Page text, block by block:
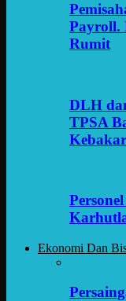
Payroll.
Rumit
DLH
TPSA
Ekonomi Dan